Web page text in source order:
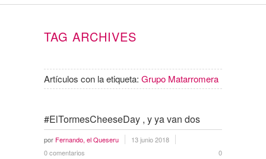
TAG ARCHIVES
Artículos con la etiqueta: Grupo Matarromera
#ElTormesCheeseDay , y ya van dos
por Fernando, el Queseru
13 junio 2018
0 comentarios
0